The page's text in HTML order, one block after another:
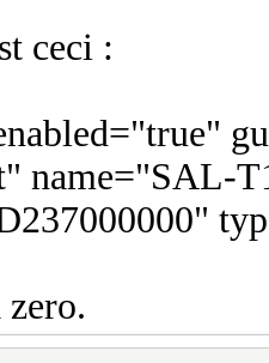
ceci :
name="SAL-
zero.